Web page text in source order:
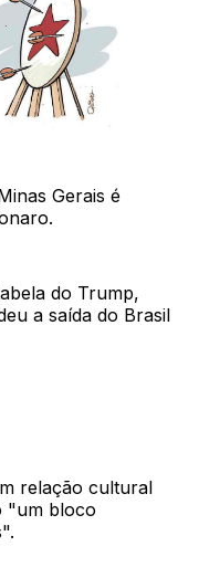
Gerais é
do Trump,
a saída do Brasil
relação cultural
"um bloco